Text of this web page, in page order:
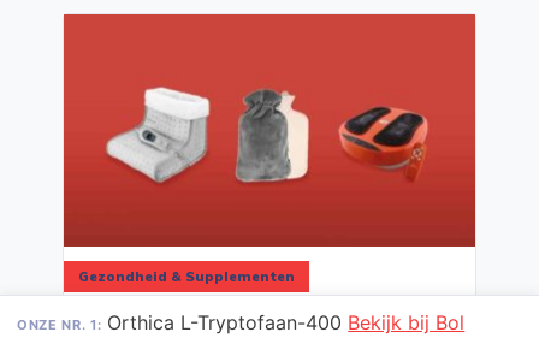
ONZE NR. 1: Orthica L-Tryptofaan-400 Bekijk bij Bol
Gezondheid & Supplementen
De 7 Beste Producten Tegen